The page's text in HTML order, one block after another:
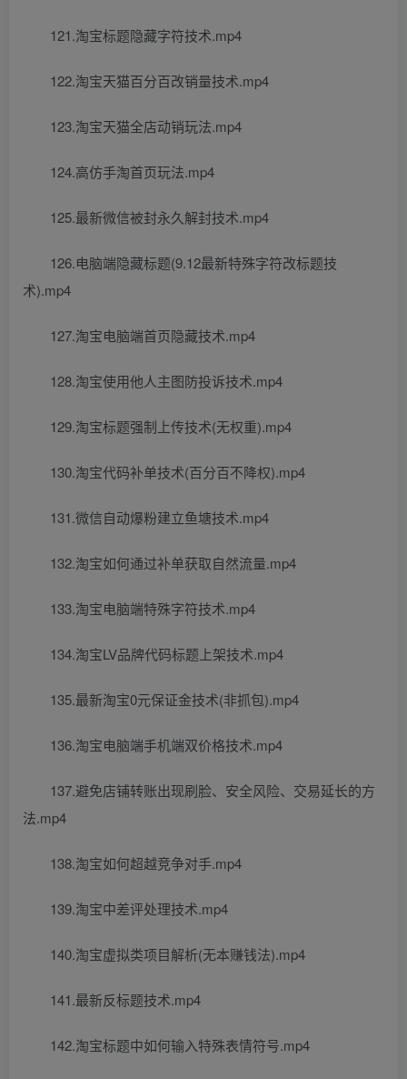
121.淘宝标题隐藏字符技术.mp4
122.淘宝天猫百分百改销量技术.mp4
123.淘宝天猫全店动销玩法.mp4
124.高仿手淘首页玩法.mp4
125.最新微信被封永久解封技术.mp4
126.电脑端隐藏标题(9.12最新特殊字符改标题技
术).mp4
127.淘宝电脑端首页隐藏技术.mp4
128.淘宝使用他人主图防投诉技术.mp4
129.淘宝标题强制上传技术(无权重).mp4
130.淘宝代码补单技术(百分百不降权).mp4
131.微信自动爆粉建立鱼塘技术.mp4
132.淘宝如何通过补单获取自然流量.mp4
133.淘宝电脑端特殊字符技术.mp4
134.淘宝LV品牌代码标题上架技术.mp4
135.最新淘宝0元保证金技术(非抓包).mp4
136.淘宝电脑端手机端双价格技术.mp4
137.避免店铺转账出现刷脸、安全风险、交易延长的方
法.mp4
138.淘宝如何超越竞争对手.mp4
139.淘宝中差评处理技术.mp4
140.淘宝虚拟类项目解析(无本赚钱法).mp4
141.最新反标题技术.mp4
142.淘宝标题中如何输入特殊表情符号.mp4